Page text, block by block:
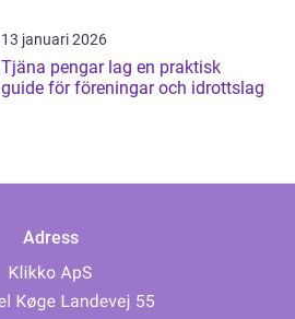
13 januari 2026
Tjäna pengar lag en praktisk
guide för föreningar och idrottslag
Adress